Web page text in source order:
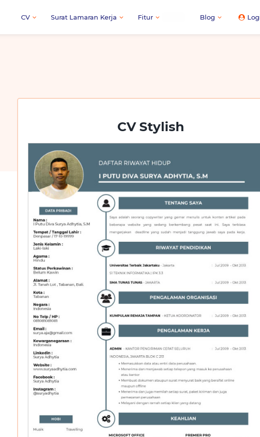
CV Surat Lamaran Kerja Fitur Blog
CV Stylish